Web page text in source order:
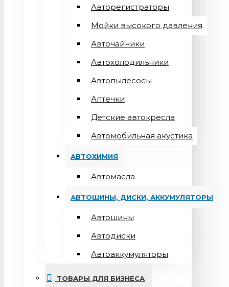
Авторегистраторы
Мойки высокого давления
Авточайники
Автохолодильники
Автопылесосы
Аптечки
Детские автокресла
Автомобильная акустика
АВТОХИМИЯ
Автомасла
АВТОШИНЫ, ДИСКИ, АККУМУЛЯТОРЫ
Автошины
Автодиски
Автоаккумуляторы
ТОВАРЫ ДЛЯ БИЗНЕСА